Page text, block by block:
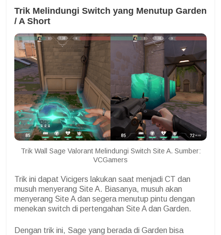
Trik Melindungi Switch yang Menutup Garden
/ A Short
Trik Wall Sage Valorant Melindungi Switch Site A. Sumber:
VCGamers
Trik ini dapat Vicigers lakukan saat menjadi CT dan
musuh menyerang Site A. Biasanya, musuh akan
menyerang Site A dan segera menutup pintu dengan
menekan switch di pertengahan Site A dan Garden.
Dengan trik ini, Sage yang berada di Garden bisa